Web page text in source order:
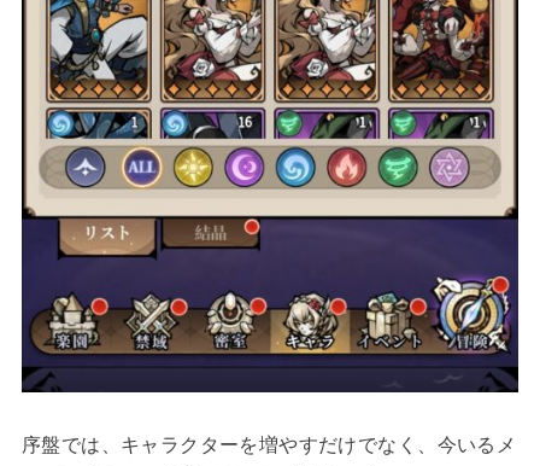
序盤では、キャラクターを増やすだけでなく、今いるメ